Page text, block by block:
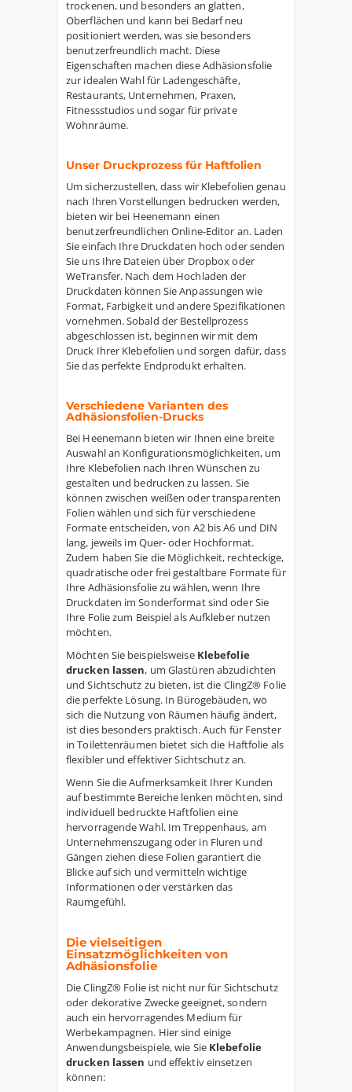
trockenen, und besonders an glatten,
Oberflächen und kann bei Bedarf neu
positioniert werden, was sie besonders
benutzerfreundlich macht. Diese
Eigenschaften machen diese Adhäsionsfolie
zur idealen Wahl für Ladengeschäfte,
Restaurants, Unternehmen, Praxen,
Fitnessstudios und sogar für private
Wohnräume.
Unser Druckprozess für Haftfolien
Um sicherzustellen, dass wir Klebefolien genau
nach Ihren Vorstellungen bedrucken werden,
bieten wir bei Heenemann einen
benutzerfreundlichen Online-Editor an. Laden
Sie einfach Ihre Druckdaten hoch oder senden
Sie uns Ihre Dateien über Dropbox oder
WeTransfer. Nach dem Hochladen der
Druckdaten können Sie Anpassungen wie
Format, Farbigkeit und andere Spezifikationen
vornehmen. Sobald der Bestellprozess
abgeschlossen ist, beginnen wir mit dem
Druck Ihrer Klebefolien und sorgen dafür, dass
Sie das perfekte Endprodukt erhalten.
Verschiedene Varianten des
Adhäsionsfolien-Drucks
Bei Heenemann bieten wir Ihnen eine breite
Auswahl an Konfigurationsmöglichkeiten, um
Ihre Klebefolien nach Ihren Wünschen zu
gestalten und bedrucken zu lassen. Sie
können zwischen weißen oder transparenten
Folien wählen und sich für verschiedene
Formate entscheiden, von A2 bis A6 und DIN
lang, jeweils im Quer- oder Hochformat.
Zudem haben Sie die Möglichkeit, rechteckige,
quadratische oder frei gestaltbare Formate für
Ihre Adhäsionsfolie zu wählen, wenn Ihre
Druckdaten im Sonderformat sind oder Sie
Ihre Folie zum Beispiel als Aufkleber nutzen
möchten.
Möchten Sie beispielsweise Klebefolie
drucken lassen, um Glastüren abzudichten
und Sichtschutz zu bieten, ist die ClingZ® Folie
die perfekte Lösung. In Bürogebäuden, wo
sich die Nutzung von Räumen häufig ändert,
ist dies besonders praktisch. Auch für Fenster
in Toilettenräumen bietet sich die Haftfolie als
flexibler und effektiver Sichtschutz an.
Wenn Sie die Aufmerksamkeit Ihrer Kunden
auf bestimmte Bereiche lenken möchten, sind
individuell bedruckte Haftfolien eine
hervorragende Wahl. Im Treppenhaus, am
Unternehmenszugang oder in Fluren und
Gängen ziehen diese Folien garantiert die
Blicke auf sich und vermitteln wichtige
Informationen oder verstärken das
Raumgefühl.
Die vielseitigen
Einsatzmöglichkeiten von
Adhäsionsfolie
Die ClingZ® Folie ist nicht nur für Sichtschutz
oder dekorative Zwecke geeignet, sondern
auch ein hervorragendes Medium für
Werbekampagnen. Hier sind einige
Anwendungsbeispiele, wie Sie Klebefolie
drucken lassen und effektiv einsetzen
können: